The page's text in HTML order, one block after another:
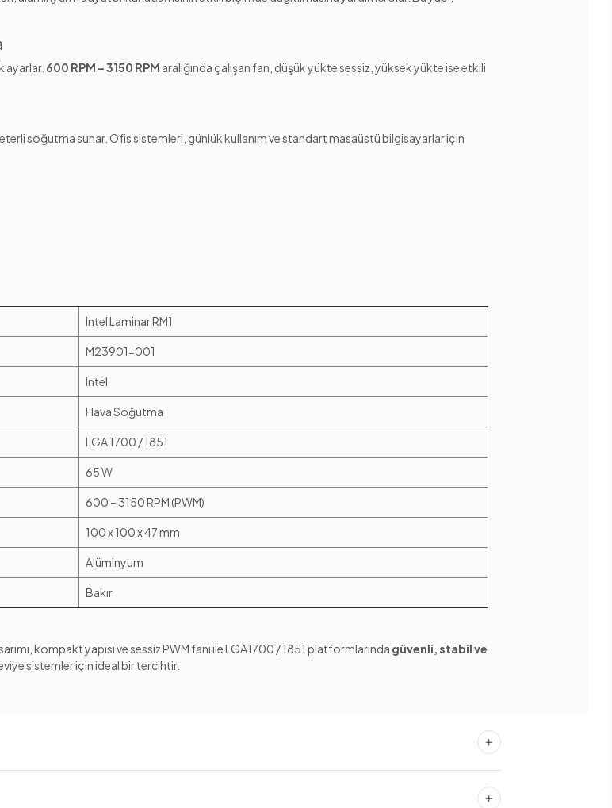
ayarlar. 600 RPM – 3150 RPM aralığında çalışan fan, düşük yükte sessiz, yüksek yükte ise etkili
soğutma sunar. Ofis sistemleri, günlük kullanım ve standart masaüstü bilgisayarlar için
Intel Laminar RM1
M23901-001
Intel
Hava Soğutma
LGA 1700 / 1851
65 W
600 – 3150 RPM (PWM)
100 x 100 x 47 mm
Alüminyum
Bakır
kompakt yapısı ve sessiz PWM fanı ile LGA1700 / 1851 platformlarında güvenli, stabil ve
sistemler için ideal bir tercihtir.